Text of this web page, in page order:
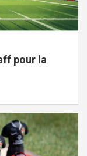
pour la